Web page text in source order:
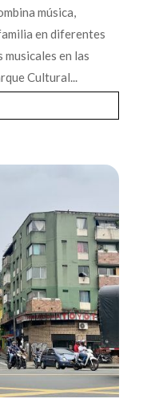
música,
en diferentes
en las
Cultural...